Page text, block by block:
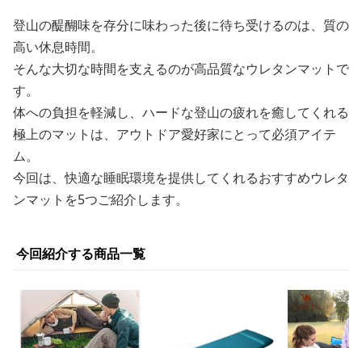
登山の醍醐味を存分に味わった後に待ち受けるのは、質の
高い休息時間。
そんな大切な時間を支えるのが高品質なウレタンマットで
す。
体への負担を軽減し、ハードな登山の疲れを癒してくれる
極上のマットは、アウトドア愛好家にとって必須アイテ
ム。
今回は、快適な睡眠環境を提供してくれるおすすめウレタ
ンマットを5つご紹介します。
今回紹介する商品一覧